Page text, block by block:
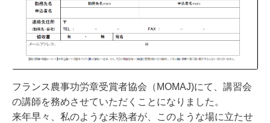
フランス農事功労章受賞者協会（MOMAJ)にて、講習会
の講師を務めさせていただくことになりました。
来年早々、私のような未熟者が、このような場に立たせ